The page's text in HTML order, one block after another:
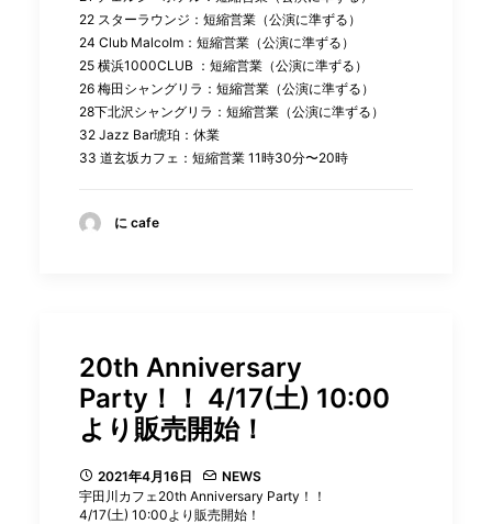
22 スターラウンジ：短縮営業（公演に準ずる）
24 Club Malcolm：短縮営業（公演に準ずる）
25 横浜1000CLUB ：短縮営業（公演に準ずる）
26 梅田シャングリラ：短縮営業（公演に準ずる）
28下北沢シャングリラ：短縮営業（公演に準ずる）
32 Jazz Bar琥珀：休業
33 道玄坂カフェ：短縮営業 11時30分〜20時
に cafe
20th Anniversary
Party！！ 4/17(土) 10:00
より販売開始！
2021年4月16日
NEWS
宇田川カフェ20th Anniversary Party！！
4/17(土) 10:00より販売開始！